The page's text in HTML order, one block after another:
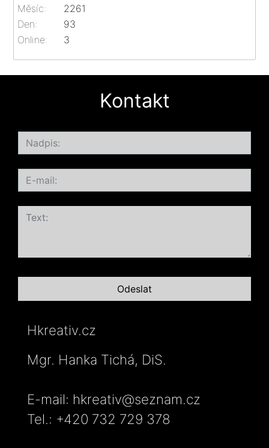
Online: 3
Měsíc:
2261
Den:
93
Kontakt
Hkreativ.cz
Mgr. Hanka Tichá, DiS.
E-mail: hkreativ@seznam.cz
Tel.: +420 732 729 378